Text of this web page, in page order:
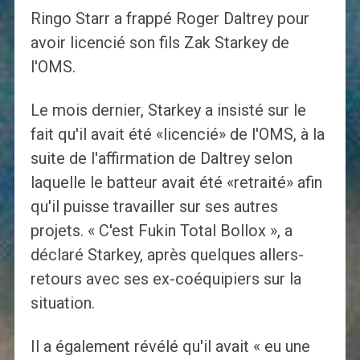
Ringo Starr a frappé Roger Daltrey pour
avoir licencié son fils Zak Starkey de
l'OMS.
Le mois dernier, Starkey a insisté sur le
fait qu'il avait été «licencié» de l'OMS, à la
suite de l'affirmation de Daltrey selon
laquelle le batteur avait été «retraité» afin
qu'il puisse travailler sur ses autres
projets. « C'est Fukin Total Bollox », a
déclaré Starkey, après quelques allers-
retours avec ses ex-coéquipiers sur la
situation.
Il a également révélé qu'il avait « eu une